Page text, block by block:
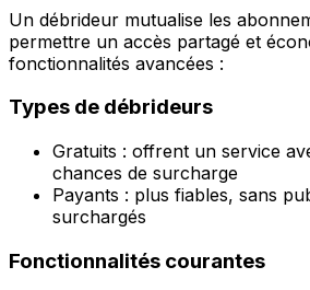
Un débrideur mutualise les
permettre un accès partagé et
fonctionnalités avancées :
Types de débrideurs
Gratuits : offrent un service
chances de surcharge
Payants : plus fiables, sans
surchargés
Fonctionnalités courantes